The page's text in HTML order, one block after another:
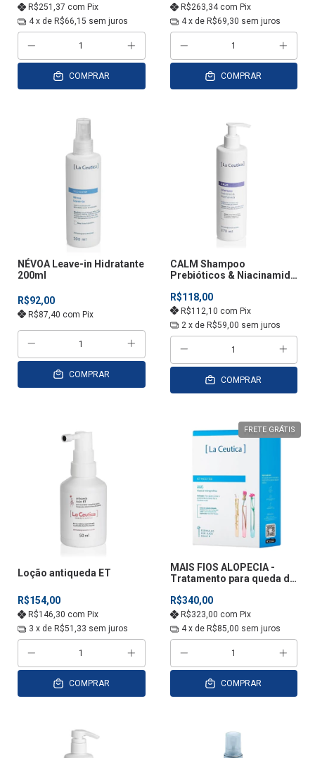
R$251,37 com Pix
4 x de R$66,15 sem juros
COMPRAR
R$263,34 com Pix
4 x de R$69,30 sem juros
COMPRAR
NÉVOA Leave-in Hidratante
200ml
R$92,00
R$87,40 com Pix
COMPRAR
CALM Shampoo
Prebióticos & Niacinamida
R$118,00
R$112,10 com Pix
2 x de R$59,00 sem juros
COMPRAR
Loção antiqueda ET
R$154,00
R$146,30 com Pix
3 x de R$51,33 sem juros
COMPRAR
FRETE GRÁTIS
MAIS FIOS ALOPECIA -
Tratamento para queda de
R$340,00
R$323,00 com Pix
4 x de R$85,00 sem juros
COMPRAR